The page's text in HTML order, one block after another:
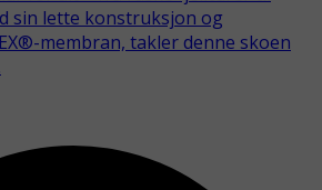
sin lette konstruksjon og
membran, takler denne skoen